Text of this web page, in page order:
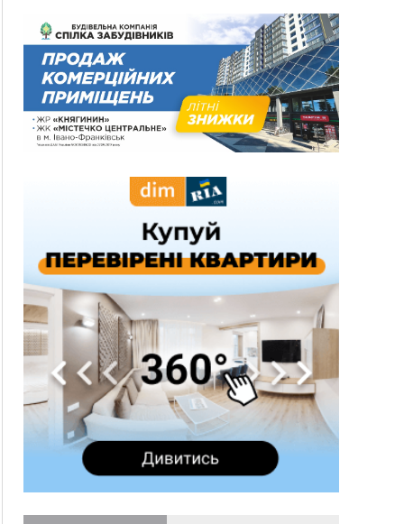
11:50
Податкова передасть в Міноборони для
"Оберегу" дані про чоловіків 18–60 років
11:20
Водійка, яку на Сухомлинського побив інший
керманич, відмовилася від обвинувачення —
справу закрили
10:45
У Франківську, Коломиї, Долині та Яремче 6
Змушував надсилати інтимні фото: на
Прикарпатті затримали підозрюваного у
АМКУ розпочав справу проти Гвіздецької
селищної ради через різні ставки земельного
податку
Синоптики попереджають про значний дощ на
Прикарпатті до кінця п'ятниці
08:45
Нафтогазову площу на межі Прикарпаття та
Львівщини повторно виставили на аукціон за
830 млн
Вчора
ФОТО
У Польщі невідомі скоїли наругу над
могилою УПА
Сили оборони уразила Ярославський НПЗ та
кораблі берегової охорони фсб у Керчі
17:17
ВІДЕО Скарби Музею писанкового розпису